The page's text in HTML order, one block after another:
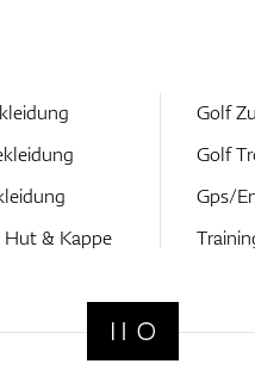
& Kappe
Golf
Golf
Gps/